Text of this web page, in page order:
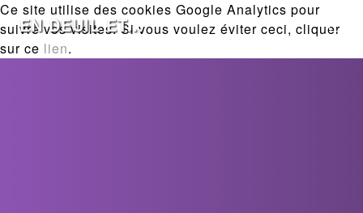
Ce site utilise des cookies Google Analytics pour
suivre vos visites. Si vous voulez éviter ceci, cliquer
sur ce lien.
EN DEUIL ET...